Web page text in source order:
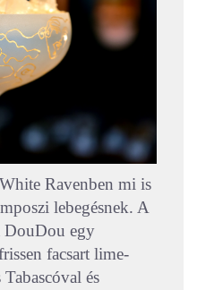
Ravenben mi is
lebegésnek. A
DouDou egy
facsart lime-
és